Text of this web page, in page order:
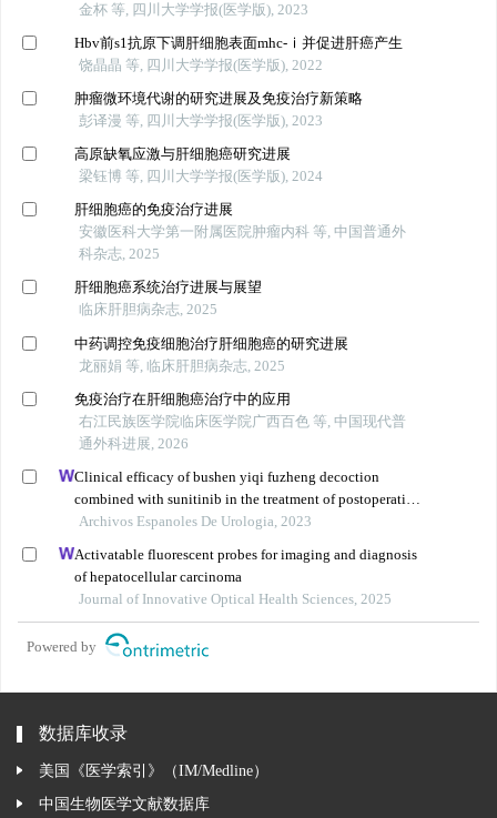
金杯 等, 四川大学学报(医学版), 2023
Hbv前s1抗原下调肝细胞表面mhc-ⅰ并促进肝癌产生
饶晶晶 等, 四川大学学报(医学版), 2022
肿瘤微环境代谢的研究进展及免疫治疗新策略
彭译漫 等, 四川大学学报(医学版), 2023
高原缺氧应激与肝细胞癌研究进展
梁钰博 等, 四川大学学报(医学版), 2024
肝细胞癌的免疫治疗进展
安徽医科大学第一附属医院肿瘤内科 等, 中国普通外
科杂志, 2025
肝细胞癌系统治疗进展与展望
临床肝胆病杂志, 2025
中药调控免疫细胞治疗肝细胞癌的研究进展
龙丽娟 等, 临床肝胆病杂志, 2025
免疫治疗在肝细胞癌治疗中的应用
右江民族医学院临床医学院广西百色 等, 中国现代普
通外科进展, 2026
Clinical efficacy of bushen yiqi fuzheng decoction
combined with sunitinib in the treatment of postoperative
patients with renal cell carcinoma and its influence on
Archivos Espanoles De Urologia, 2023
Activatable fluorescent probes for imaging and diagnosis
of hepatocellular carcinoma
Journal of Innovative Optical Health Sciences, 2025
Powered by
数据库收录
美国《医学索引》（IM/Medline）
中国生物医学文献数据库